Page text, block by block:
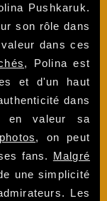
Pushkaruk.
son rôle dans
dans ces
, Polina est
et d'un haut
dans
en valeur sa
, on peut
fans. Malgré
une simplicité
Les